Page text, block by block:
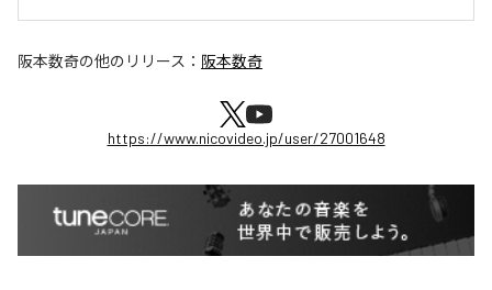
阪本数奇の他のリリース： 阪本数奇
https://www.nicovideo.jp/user/27001648